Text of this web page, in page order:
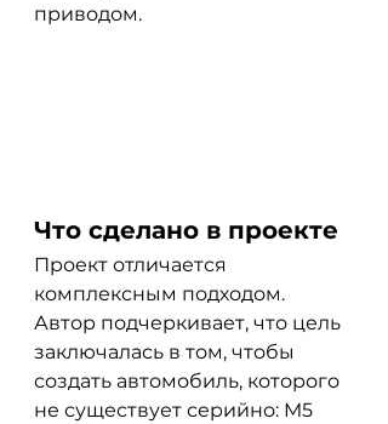
приводом.
Что сделано в проекте
Проект отличается
комплексным подходом.
Автор подчеркивает, что цель
заключалась в том, чтобы
создать автомобиль, которого
не существует серийно: M5